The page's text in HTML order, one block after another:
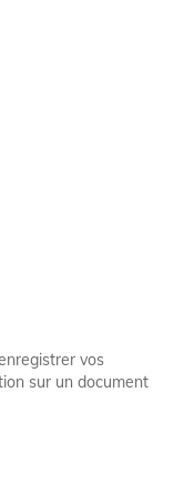
vos
sur un document